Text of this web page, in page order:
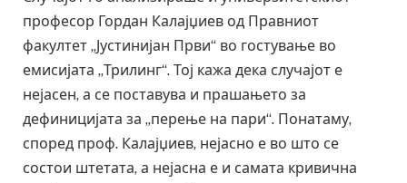
професор Гордан Калајџиев од Правниот
факултет „Јустинијан Први“ во гостување во
емисијата „Трилинг“. Тој кажа дека случајот е
нејасен, а се поставува и прашањето за
дефиницијата за „перење на пари“. Понатаму,
според проф. Калајџиев, нејасно е во што се
состои штетата, а нејасна е и самата кривична